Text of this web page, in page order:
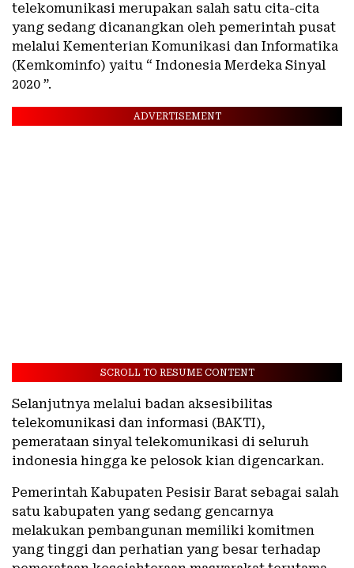
telekomunikasi merupakan salah satu cita-cita
yang sedang dicanangkan oleh pemerintah pusat
melalui Kementerian Komunikasi dan Informatika
(Kemkominfo) yaitu “ Indonesia Merdeka Sinyal
2020 ”.
ADVERTISEMENT
SCROLL TO RESUME CONTENT
Selanjutnya melalui badan aksesibilitas
telekomunikasi dan informasi (BAKTI),
pemerataan sinyal telekomunikasi di seluruh
indonesia hingga ke pelosok kian digencarkan.
Pemerintah Kabupaten Pesisir Barat sebagai salah
satu kabupaten yang sedang gencarnya
melakukan pembangunan memiliki komitmen
yang tinggi dan perhatian yang besar terhadap